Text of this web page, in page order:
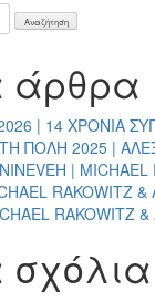
άρθρα
| 14 ΧΡΟΝΙΑ
ΠΟΛΗ 2025 |
|
RAKOWITZ &
RAKOWITZ